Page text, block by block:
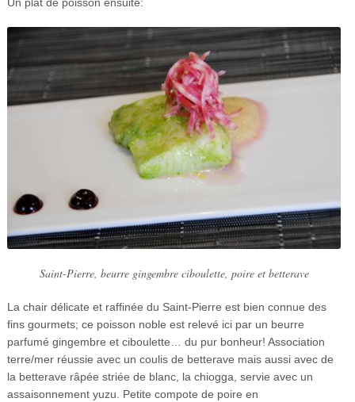
Saint-Pierre, beurre gingembre ciboulette, poire et betterave
La chair délicate et raffinée du Saint-Pierre est bien connue des
fins gourmets; ce poisson noble est relevé ici par un beurre
parfumé gingembre et ciboulette… du pur bonheur! Association
terre/mer réussie avec un coulis de betterave mais aussi avec de
la betterave râpée striée de blanc, la chiogga, servie avec un
assaisonnement yuzu. Petite compote de poire en